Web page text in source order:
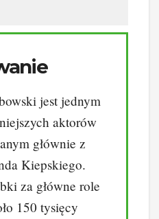
jest jednym
aktorów
głównie z
Kiepskiego.
za główne role
150 tysięcy